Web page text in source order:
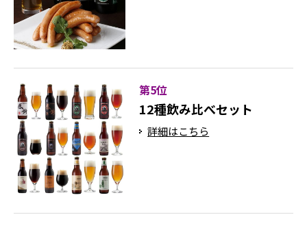
第5位
12種飲み比べセット
詳細はこちら